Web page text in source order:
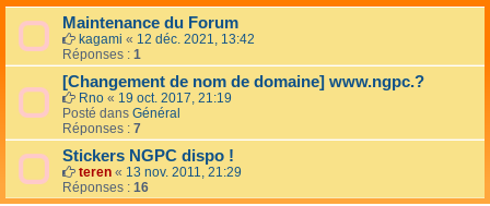
Maintenance du Forum
kagami « 12 déc. 2021, 13:42
Réponses : 1
[Changement de nom de domaine] www.ngpc.?
Rno « 19 oct. 2017, 21:19
Posté dans Général
Réponses : 7
Stickers NGPC dispo !
teren « 13 nov. 2011, 21:29
Réponses : 16